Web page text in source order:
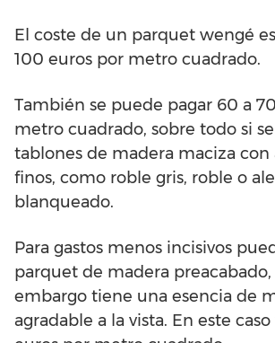
El coste de un parquet wengé
100 euros por metro cuadrado.
También se puede pagar 60 a
metro cuadrado, sobre todo si
tablones de madera maciza con
finos, como roble gris, roble o
blanqueado.
Para gastos menos incisivos
parquet de madera
embargo tiene una esencia de
agradable a la vista. En este